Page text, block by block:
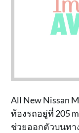
All New Nissan
ท้องรถอยู่ที่ 205
ช่วยออกตัวบนทา